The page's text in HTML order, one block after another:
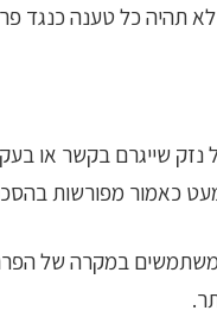
תהיה כל טענה כנגד
נזק שייגרם בקשר או
כאמור מפורשות
במקרה של הפרה